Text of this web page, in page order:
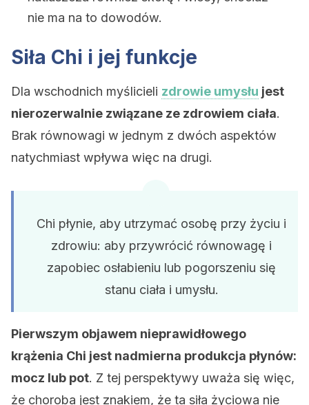
nie ma na to dowodów.
Siła Chi i jej funkcje
Dla wschodnich myślicieli zdrowie umysłu jest
nierozerwalnie związane ze zdrowiem ciała.
Brak równowagi w jednym z dwóch aspektów
natychmiast wpływa więc na drugi.
Chi płynie, aby utrzymać osobę przy życiu i
zdrowiu: aby przywrócić równowagę i
zapobiec osłabieniu lub pogorszeniu się
stanu ciała i umysłu.
Pierwszym objawem nieprawidłowego
krążenia Chi jest nadmierna produkcja płynów:
mocz lub pot. Z tej perspektywy uważa się więc,
że choroba jest znakiem, że ta siła życiowa nie